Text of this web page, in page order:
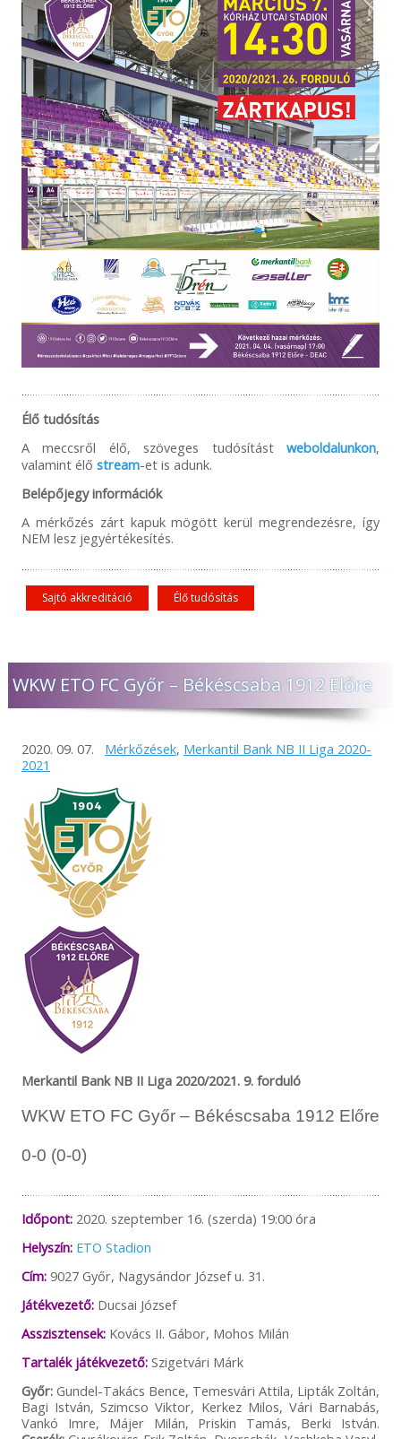
Élő tudósítás
A meccsről élő, szöveges tudósítástweboldalunkon,
valamint élő stream-et is adunk.
Belépőjegy információk
A mérkőzés zárt kapuk mögött kerül megrendezésre, így
NEM lesz jegyértékesítés.
Sajtó akkreditáció Élő tudósítás
WKW ETO FC Győr – Békéscsaba 1912 Előre
2020. 09. 07. Mérkőzések, Merkantil Bank NB II Liga 2020-
2021
Merkantil Bank NB II Liga 2020/2021. 9. forduló
WKW ETO FC Győr – Békéscsaba 1912 Előre
0-0 (0-0)
Időpont:2020. szeptember 16. (szerda) 19:00 óra
Helyszín: ETO Stadion
Cím:9027 Győr, Nagysándor József u. 31.
Játékvezető:Ducsai József
Asszisztensek:Kovács II. Gábor, Mohos Milán
Tartalék játékvezető:Szigetvári Márk
Győr:Gundel-Takács Bence, Temesvári Attila, Lipták Zoltán,
Bagi István, Szimcso Viktor, Kerkez Milos, Vári Barnabás,
Vankó Imre, Májer Milán, Priskin Tamás, Berki István.